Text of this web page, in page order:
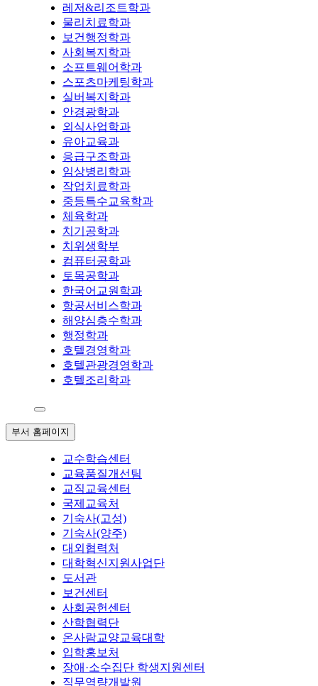
레저&리조트학과
물리치료학과
보건행정학과
사회복지학과
소프트웨어학과
스포츠마케팅학과
실버복지학과
안경광학과
외식사업학과
유아교육과
응급구조학과
임상병리학과
작업치료학과
중등특수교육학과
체육학과
치기공학과
치위생학부
컴퓨터공학과
토목공학과
한국어교원학과
항공서비스학과
해양심층수학과
행정학과
호텔경영학과
호텔관광경영학과
호텔조리학과
부서 홈페이지
교수학습센터
교육품질개선팀
교직교육센터
국제교육처
기숙사(고성)
기숙사(양주)
대외협력처
대학혁신지원사업단
도서관
보건센터
사회공헌센터
산학협력단
온사람교양교육대학
입학홍보처
장애·소수집단 학생지원센터
직무역량개발원